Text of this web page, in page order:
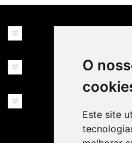
O
Este site